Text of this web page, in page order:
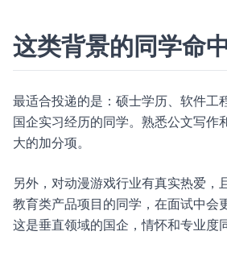
这类背景的同学命
最适合投递的是：硕士学历、软件工
国企实习经历的同学。熟悉公文写作
大的加分项。
另外，对动漫游戏行业有真实热爱，
教育类产品项目的同学，在面试中会
这是垂直领域的国企，情怀和专业度